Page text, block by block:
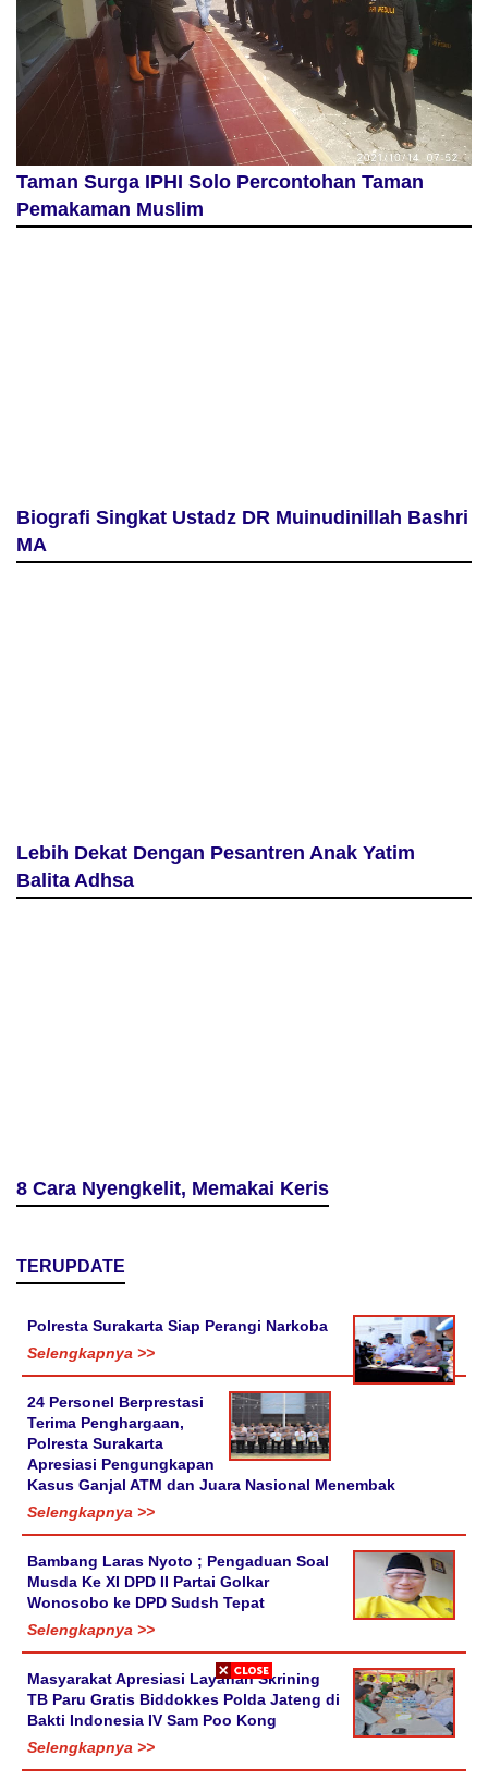
Taman Surga IPHI Solo Percontohan Taman
Pemakaman Muslim
Biografi Singkat Ustadz DR Muinudinillah Bashri
MA
Lebih Dekat Dengan Pesantren Anak Yatim
Balita Adhsa
8 Cara Nyengkelit, Memakai Keris
TERUPDATE
Polresta Surakarta Siap Perangi Narkoba
Selengkapnya >>
24 Personel Berprestasi
Terima Penghargaan,
Polresta Surakarta
Apresiasi Pengungkapan
Kasus Ganjal ATM dan Juara Nasional Menembak
Selengkapnya >>
Bambang Laras Nyoto ; Pengaduan Soal
Musda Ke XI DPD II Partai Golkar
Wonosobo ke DPD Sudsh Tepat
Selengkapnya >>
Masyarakat Apresiasi Layanan Skrining
TB Paru Gratis Biddokkes Polda Jateng di
Bakti Indonesia IV Sam Poo Kong
Selengkapnya >>